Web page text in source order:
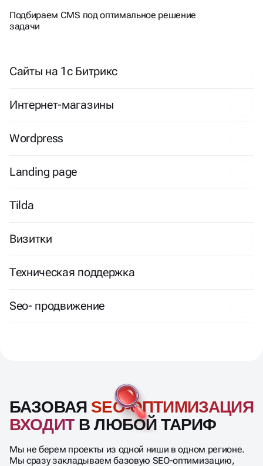
Подбираем CMS под оптимальное решение
задачи
Сайты на 1с Битрикс
Интернет-магазины
Wordpress
Landing page
Tilda
Визитки
Техническая поддержка
Seo- продвижение
БАЗОВАЯ SEO-ОПТИМИЗАЦИЯ
ВХОДИТВ ЛЮБОЙ ТАРИФ
Мы не берем проекты из одной ниши в одном регионе.
Мы сразу закладываем базовую SEO-оптимизацию,